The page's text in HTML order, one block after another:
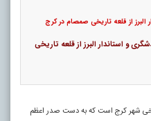
البرز از قلعه تاریخی صمصام در کرج
و استاندار البرز از قلعه تاریخی
شهر کرج است که به دست صدر اعظم